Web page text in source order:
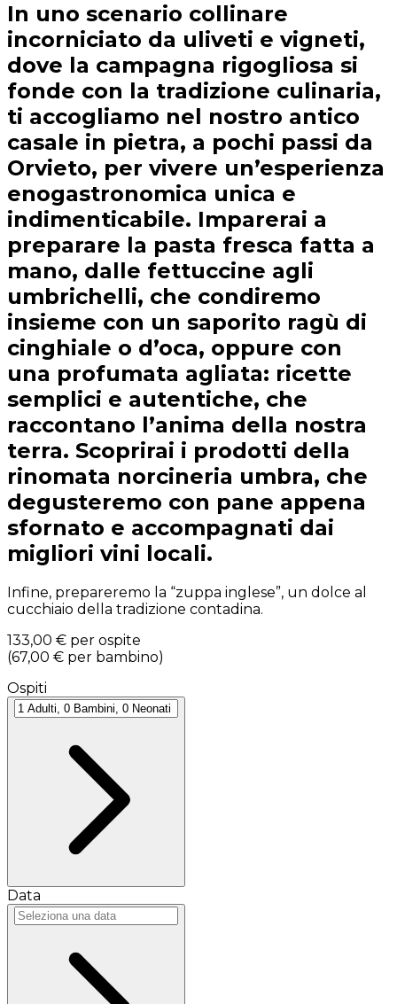
In uno scenario collinare
incorniciato da uliveti e vigneti,
dove la campagna rigogliosa si
fonde con la tradizione culinaria,
ti accogliamo nel nostro antico
casale in pietra, a pochi passi da
Orvieto, per vivere un’esperienza
enogastronomica unica e
indimenticabile. Imparerai a
preparare la pasta fresca fatta a
mano, dalle fettuccine agli
umbrichelli, che condiremo
insieme con un saporito ragù di
cinghiale o d’oca, oppure con
una profumata agliata: ricette
semplici e autentiche, che
raccontano l’anima della nostra
terra. Scoprirai i prodotti della
rinomata norcineria umbra, che
degusteremo con pane appena
sfornato e accompagnati dai
migliori vini locali.
Infine, prepareremo la “zuppa inglese”, un dolce al
cucchiaio della tradizione contadina.
133,00 € per ospite
(67,00 € per bambino)
Ospiti
Data